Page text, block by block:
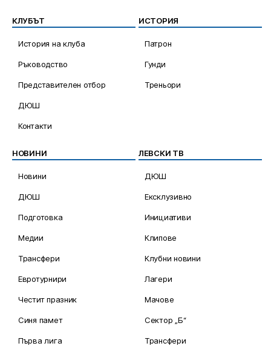
КЛУБЪТ
История на клуба
Ръководство
Представителен отбор
ДЮШ
Контакти
ИСТОРИЯ
Патрон
Гунди
Треньори
НОВИНИ
Новини
ДЮШ
Подготовка
Медии
Трансфери
Евротурнири
Честит празник
Синя памет
Първа лига
ЛЕВСКИ ТВ
ДЮШ
Ексклузивно
Инициативи
Клипове
Клубни новини
Лагери
Мачове
Сектор „Б“
Трансфери